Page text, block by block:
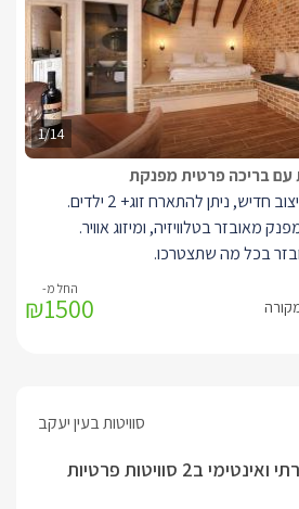
1/14
עם בריכה פרטית מפנקת
ניתן להתארח זוג+ 2 ילדים.
מאובזר בטלוויזיה, ומיזוג אוויר.
בכל מה שתצטרכו.
עם אבזור מלא הכולל מגבות, חלוקים
₪1500
סוויטות בעין יעקב
ב2 סוויטות פרטיות